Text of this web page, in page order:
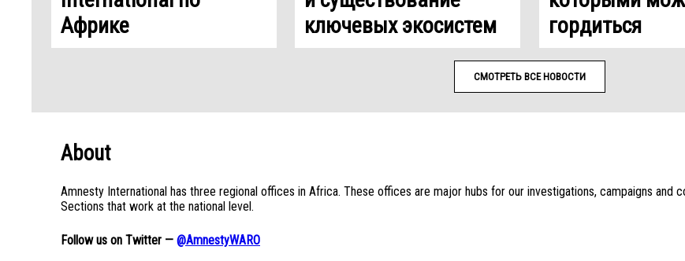
Африке
ключевых экосистем
гордиться
СМОТРЕТЬ ВСЕ НОВОСТИ
About
Amnesty International has three regional offices in Africa. These offices are major hubs for our investigations, campaigns
Sections that work at the national level.
Follow us on Twitter — @AmnestyWARO